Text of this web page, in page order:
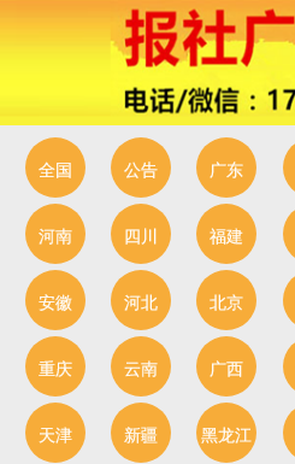
全国 公告 广东
河南 四川 福建
安徽 河北 北京
重庆 云南 广西
天津 新疆 黑龙江